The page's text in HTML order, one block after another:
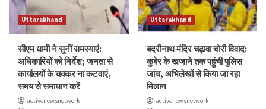
Uttarakhand
सीएम धामी ने सुनीं समस्याएं:
अधिकारियों को निर्देश; जनता से
कार्यालयों के चक्कर ना कटवाएं,
समय से समाधान करें
activenewsnetwork
Uttarakhand
बदरीनाथ मंदिर चढ़ावा चोरी विवाद:
कुबेर के खजाने तक पहुंची पुलिस
जांच, अभिलेखों से किया जा रहा
मिलान
activenewsnetwork